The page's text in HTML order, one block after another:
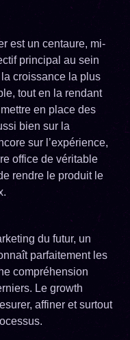
est un centaure, mi-
principal au sein
croissance la plus
tout en la rendant
en place des
bien sur la
sur l’expérience,
office de véritable
rendre le produit le
du futur, un
parfaitement les
compréhension
Le growth
affiner et surtout